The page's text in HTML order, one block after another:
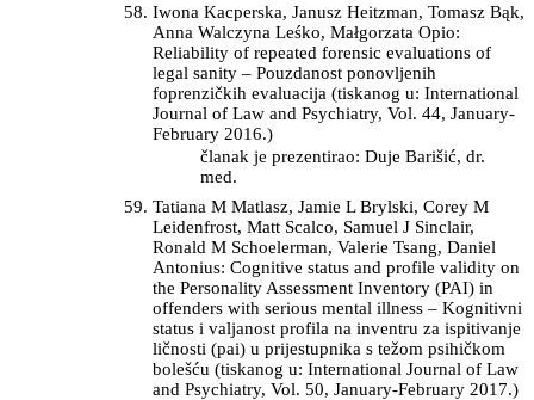
Iwona Kacperska, Janusz Heitzman, Tomasz Bąk,
Anna Walczyna Leśko, Małgorzata Opio:
Reliability of repeated forensic evaluations of
legal sanity – Pouzdanost ponovljenih
foprenzičkih evaluacija (tiskanog u: International
Journal of Law and Psychiatry, Vol. 44, January-
February 2016.)
članak je prezentirao: Duje Barišić, dr.
med.
Tatiana M Matlasz, Jamie L Brylski, Corey M
Leidenfrost, Matt Scalco, Samuel J Sinclair,
Ronald M Schoelerman, Valerie Tsang, Daniel
Antonius: Cognitive status and profile validity on
the Personality Assessment Inventory (PAI) in
offenders with serious mental illness – Kognitivni
status i valjanost profila na inventru za ispitivanje
ličnosti (pai) u prijestupnika s težom psihičkom
bolešću (tiskanog u: International Journal of Law
and Psychiatry, Vol. 50, January-February 2017.)